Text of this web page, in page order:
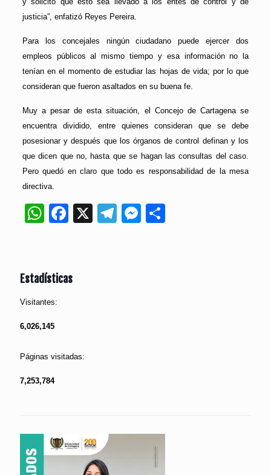
justicia”, enfatizó Reyes Pereira.
Para los concejales ningún ciudadano puede ejercer dos
empleos públicos al mismo tiempo y esa información no la
tenían en el momento de estudiar las hojas de vida; por lo que
consideran que fueron asaltados en su buena fe.
Muy a pesar de esta situación, el Concejo de Cartagena se
encuentra dividido, entre quienes consideran que se debe
posesionar y después que los órganos de control definan y los
que dicen que no, hasta que se hagan las consultas del caso.
Pero quedó en claro que todo es responsabilidad de la mesa
directiva.
WhatsApp
Facebook
X Telegram
Messenger
Estadísticas
Visitantes:
6,026,145
Páginas visitadas:
7,253,784